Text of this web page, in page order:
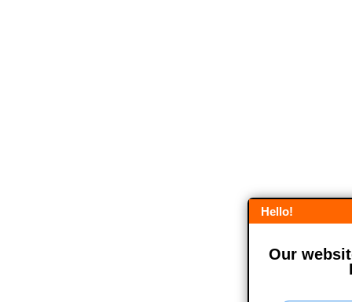
Hello!
Our